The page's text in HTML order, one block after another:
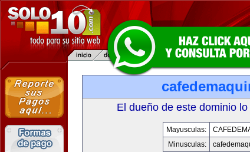
El dueño de este dominio
Mayusculas:
Minusculas: